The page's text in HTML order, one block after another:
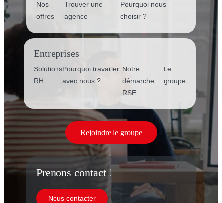
Nos
offres
Trouver une
agence
Pourquoi nous
choisir ?
Entreprises
Solutions
RH
Pourquoi travailler
avec nous ?
Notre
démarche
RSE
Le
groupe
Rejoindre le groupe
Prenons contact !
Nous contacter